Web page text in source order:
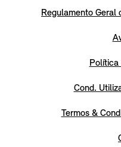
Regulamento Geral
Política
Cond.
Termos &